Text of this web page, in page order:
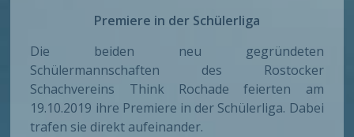
Premiere in der Schülerliga
Die beiden neu gegründeten
Schülermannschaften des Rostocker
Schachvereins Think Rochade feierten am
19.10.2019 ihre Premiere in der Schülerliga. Dabei
trafen sie direkt aufeinander.